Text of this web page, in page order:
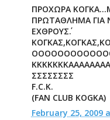
ΠΡΟΧΩΡΑ
ΠΡΩΤΑΘΛΗΜΑ ΓΙΑ
ΕΧΘΡΟΥΣ΄.
ΣΣΣΣΣΣΣΣ
F.C.K.
(FAN CLUB KOGKA)
February 25, 2009